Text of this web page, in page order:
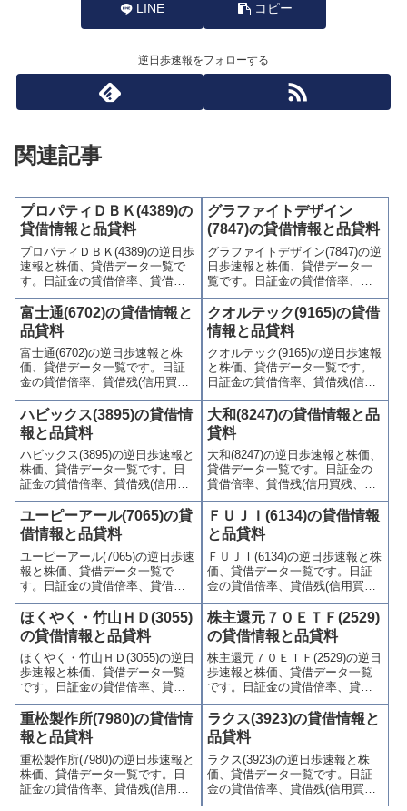
LINE コピー
逆日歩速報をフォローする
関連記事
プロパティＤＢＫ(4389)の
貸借情報と品貸料
プロパティＤＢＫ(4389)の逆日歩
速報と株価、貸借データ一覧で
す。日証金の貸借倍率、貸借残
(信用買残、信用売残)、品貸料
(逆日歩)、東証の週末残高、規制
(注意喚起・申込停止)など、空売
り関連情報を集計し、図解でわ
かりやすくまとめて掲載してい
ます。
グラファイトデザイン
(7847)の貸借情報と品貸料
グラファイトデザイン(7847)の逆
日歩速報と株価、貸借データ一
覧です。日証金の貸借倍率、貸
借残(信用買残、信用売残)、品貸
料(逆日歩)、東証の週末残高、規
制(注意喚起・申込停止)など、空
売り関連情報を集計し、図解で
わかりやすくまとめて掲載して
います。
富士通(6702)の貸借情報と
品貸料
富士通(6702)の逆日歩速報と株
価、貸借データ一覧です。日証
金の貸借倍率、貸借残(信用買
残、信用売残)、品貸料(逆日
歩)、東証の週末残高、規制(注意
喚起・申込停止)など、空売り関
連情報を集計し、図解でわかり
やすくまとめて掲載していま
す。
クオルテック(9165)の貸借
情報と品貸料
クオルテック(9165)の逆日歩速報
と株価、貸借データ一覧です。
日証金の貸借倍率、貸借残(信用
買残、信用売残)、品貸料(逆日
歩)、東証の週末残高、規制(注意
喚起・申込停止)など、空売り関
連情報を集計し、図解でわかり
やすくまとめて掲載していま
す。
ハビックス(3895)の貸借情
報と品貸料
ハビックス(3895)の逆日歩速報と
株価、貸借データ一覧です。日
証金の貸借倍率、貸借残(信用買
残、信用売残)、品貸料(逆日
歩)、東証の週末残高、規制(注意
喚起・申込停止)など、空売り関
連情報を集計し、図解でわかり
やすくまとめて掲載していま
す。
大和(8247)の貸借情報と品
貸料
大和(8247)の逆日歩速報と株価、
貸借データ一覧です。日証金の
貸借倍率、貸借残(信用買残、信
用売残)、品貸料(逆日歩)、東証
の週末残高、規制(注意喚起・申
込停止)など、空売り関連情報を
集計し、図解でわかりやすくま
とめて掲載しています。
ユーピーアール(7065)の貸
借情報と品貸料
ユーピーアール(7065)の逆日歩速
報と株価、貸借データ一覧で
す。日証金の貸借倍率、貸借残
(信用買残、信用売残)、品貸料
(逆日歩)、東証の週末残高、規制
(注意喚起・申込停止)など、空売
り関連情報を集計し、図解でわ
かりやすくまとめて掲載してい
ます。
ＦＵＪＩ(6134)の貸借情報
と品貸料
ＦＵＪＩ(6134)の逆日歩速報と株
価、貸借データ一覧です。日証
金の貸借倍率、貸借残(信用買
残、信用売残)、品貸料(逆日
歩)、東証の週末残高、規制(注意
喚起・申込停止)など、空売り関
連情報を集計し、図解でわかり
やすくまとめて掲載していま
す。
ほくやく・竹山ＨＤ(3055)
の貸借情報と品貸料
ほくやく・竹山ＨＤ(3055)の逆日
歩速報と株価、貸借データ一覧
です。日証金の貸借倍率、貸借
残(信用買残、信用売残)、品貸料
(逆日歩)、東証の週末残高、規制
(注意喚起・申込停止)など、空売
り関連情報を集計し、図解でわ
かりやすくまとめて掲載してい
ます。
株主還元７０ＥＴＦ(2529)
の貸借情報と品貸料
株主還元７０ＥＴＦ(2529)の逆日
歩速報と株価、貸借データ一覧
です。日証金の貸借倍率、貸借
残(信用買残、信用売残)、品貸料
(逆日歩)、東証の週末残高、規制
(注意喚起・申込停止)など、空売
り関連情報を集計し、図解でわ
かりやすくまとめて掲載してい
ます。
重松製作所(7980)の貸借情
報と品貸料
重松製作所(7980)の逆日歩速報と
株価、貸借データ一覧です。日
証金の貸借倍率、貸借残(信用買
残、信用売残)、品貸料(逆日
ラクス(3923)の貸借情報と
品貸料
ラクス(3923)の逆日歩速報と株
価、貸借データ一覧です。日証
金の貸借倍率、貸借残(信用買
残、信用売残)、品貸料(逆日